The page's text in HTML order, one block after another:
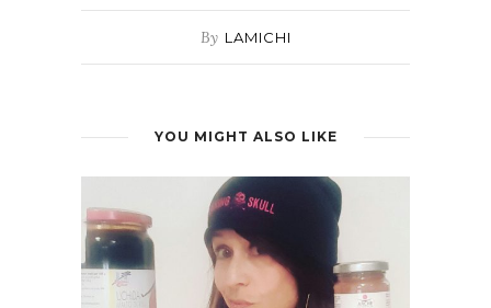
By LAMICHI
YOU MIGHT ALSO LIKE